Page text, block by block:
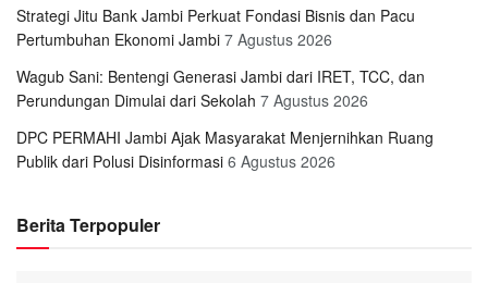
Strategi Jitu Bank Jambi Perkuat Fondasi Bisnis dan Pacu
Pertumbuhan Ekonomi Jambi 7 Agustus 2026
Wagub Sani: Bentengi Generasi Jambi dari IRET, TCC, dan
Perundungan Dimulai dari Sekolah 7 Agustus 2026
DPC PERMAHI Jambi Ajak Masyarakat Menjernihkan Ruang
Publik dari Polusi Disinformasi 6 Agustus 2026
Berita Terpopuler